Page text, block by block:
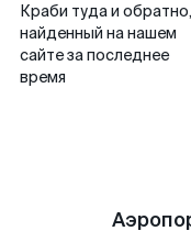
Краби туда и обратно,
найденный на нашем
сайте за последнее
время